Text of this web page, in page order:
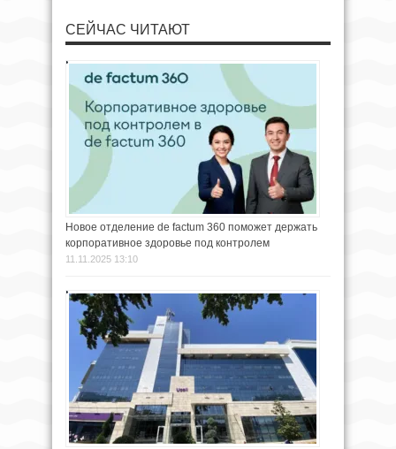
СЕЙЧАС ЧИТАЮТ
Новое отделение de factum 360 поможет держать
корпоративное здоровье под контролем
11.11.2025 13:10